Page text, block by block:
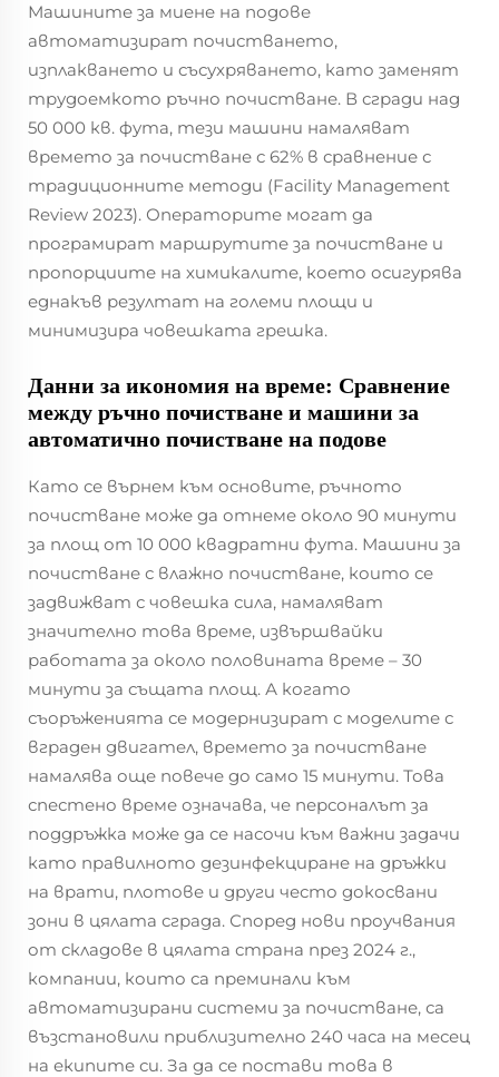
Машините за миене на подове
автоматизират почистването,
изплакването и съсухряването, като заменят
трудоемкото ръчно почистване. В сгради над
50 000 кв. фута, тези машини намаляват
времето за почистване с 62% в сравнение с
традиционните методи (Facility Management
Review 2023). Операторите могат да
програмират маршрутите за почистване и
пропорциите на химикалите, което осигурява
еднакъв резултат на големи площи и
минимизира човешката грешка.
Данни за икономия на време: Сравнение
между ръчно почистване и машини за
автоматично почистване на подове
Като се върнем към основите, ръчното
почистване може да отнеме около 90 минути
за площ от 10 000 квадратни фута. Машини за
почистване с влажно почистване, които се
задвижват с човешка сила, намаляват
значително това време, извършвайки
работата за около половината време – 30
минути за същата площ. А когато
съоръженията се модернизират с моделите с
вграден двигател, времето за почистване
намалява още повече до само 15 минути. Това
спестено време означава, че персоналът за
поддръжка може да се насочи към важни задачи
като правилното дезинфекциране на дръжки
на врати, плотове и други често докосвани
зони в цялата сграда. Според нови проучвания
от складове в цялата страна през 2024 г.,
компании, които са преминали към
автоматизирани системи за почистване, са
възстановили приблизително 240 часа на месец
на екипите си. За да се постави това в